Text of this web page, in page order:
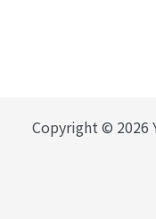
Copyright © 2026